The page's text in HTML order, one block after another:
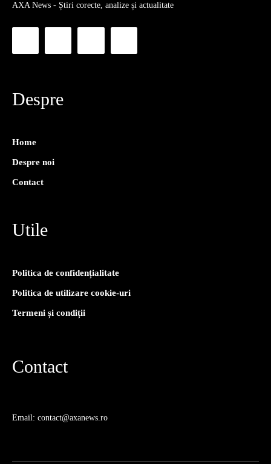
AXA News - Știri corecte, analize și actualitate
Despre
Home
Despre noi
Contact
Utile
Politica de confidențialitate
Politica de utilizare cookie-uri
Termeni și condiții
Contact
Email: contact@axanews.ro